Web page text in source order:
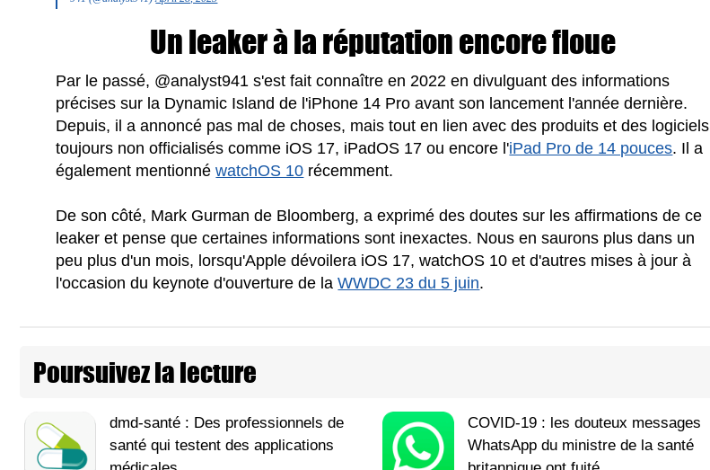
Un leaker à la réputation encore floue
Par le passé, @analyst941 s'est fait connaître en 2022 en divulguant des informations
précises sur la Dynamic Island de l'iPhone 14 Pro avant son lancement l'année dernière.
Depuis, il a annoncé pas mal de choses, mais tout en lien avec des produits et des logiciels
toujours non officialisés comme iOS 17, iPadOS 17 ou encore l'iPad Pro de 14 pouces. Il a
également mentionnéwatchOS 10 récemment.
De son côté, Mark Gurman de Bloomberg, a exprimé des doutes sur les affirmations de ce
leaker et pense que certaines informations sont inexactes. Nous en saurons plus dans un
peu plus d'un mois, lorsqu'Apple dévoilera iOS 17, watchOS 10 et d'autres mises à jour à
l'occasion du keynote d'ouverture de laWWDC 23 du 5 juin.
Poursuivez la lecture
dmd-santé : Des professionnels de
santé qui testent des applications
COVID-19 : les douteux messages
WhatsApp du ministre de la santé